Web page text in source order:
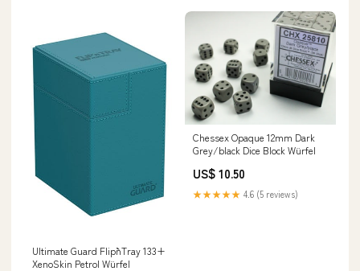
Ultimate Guard Flip`n`Tray 133+
XenoSkin Petrol Würfel
Chessex Opaque 12mm Dark
Grey/black Dice Block Würfel
US$ 10.50
★★★★★ 4.6 (5 reviews)